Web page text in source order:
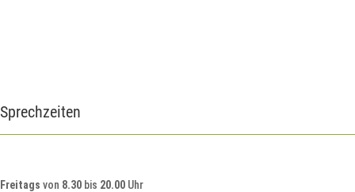
Sprechzeiten
Freitags von 8.30 bis 20.00 Uhr